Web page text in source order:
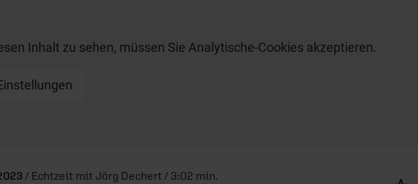
Inhalt zu sehen, müssen Sie Analytische-Cookies akzeptieren.
/ Echtzeit mit Jörg Dechert / 3:02 min.